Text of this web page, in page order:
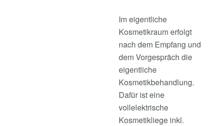
Im eigentliche
Kosmetikraum erfolgt
nach dem Empfang und
dem Vorgespräch die
eigentliche
Kosmetikbehandlung.
Dafür ist eine
vollelektrische
Kosmetikliege inkl.